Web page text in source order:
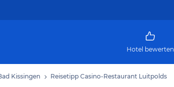
Hotel bewerten
Kissingen Reisetipp Casino-Restaurant Luitpolds